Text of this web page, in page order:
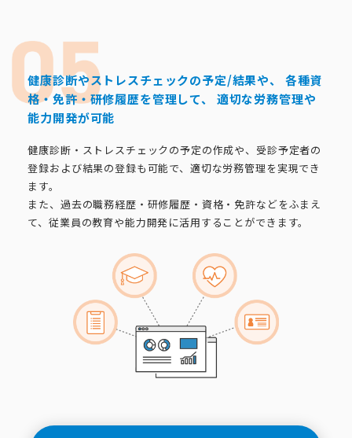
健康診断やストレスチェックの予定/結果や、
各種資
格・免許・研修履歴を管理して、
適切な労務管理や
能力開発が可能
健康診断・ストレスチェックの予定の作成や、受診予定者の
登録および結果の登録も可能で、適切な労務管理を実現でき
ます。
また、過去の職務経歴・研修履歴・資格・免許などをふまえ
て、従業員の教育や能力開発に活用することができます。